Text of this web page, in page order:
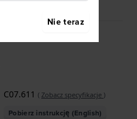
C07.611 ( Zobacz specyfikacje )
Pobierz instrukcję (English)
Nie teraz